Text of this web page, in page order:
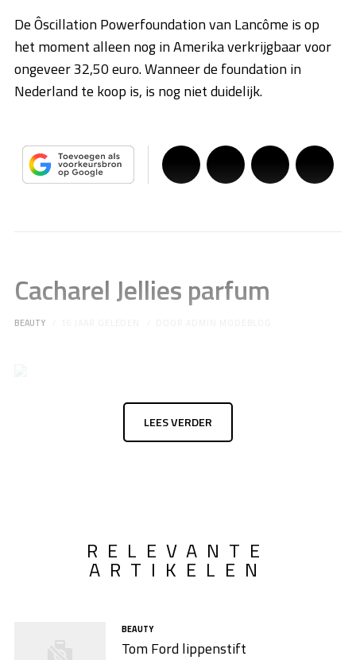
De Ôscillation Powerfoundation van Lancôme is op
het moment alleen nog in Amerika verkrijgbaar voor
ongeveer 32,50 euro. Wanneer de foundation in
Nederland te koop is, is nog niet duidelijk.
Cacharel Jellies parfum
BEAUTY
LEES VERDER
RELEVANTE
ARTIKELEN
BEAUTY
Tom Ford lippenstift